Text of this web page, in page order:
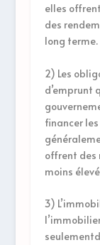
elles
des
long terme.
2) Les
d’emprunt
financer
offrent des
moins
3)